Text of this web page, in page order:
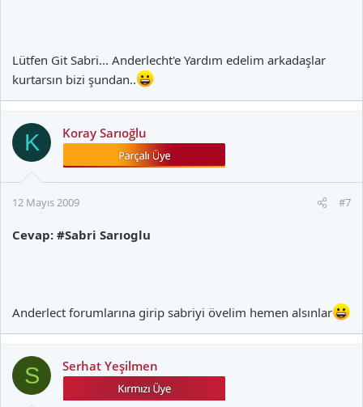
Lütfen Git Sabri... Anderlecht'e Yardım edelim arkadaşlar
kurtarsın bizi şundan..
K Koray Sarıoğlu
12 Mayıs 2009 #7
Cevap: #Sabri Sarıoglu
Anderlect forumlarına girip sabriyi övelim hemen alsınlar
S Serhat Yeşilmen